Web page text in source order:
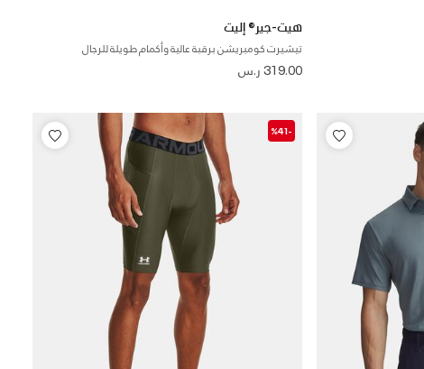
هيت-جير® إليت
تيشيرت كومبريشن برقبة عالية وأكمام طويلة للرجال
319.00 ر.س
-%41